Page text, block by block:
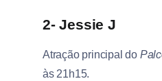
2- Jessie J
Atração principal do
às 21h15.